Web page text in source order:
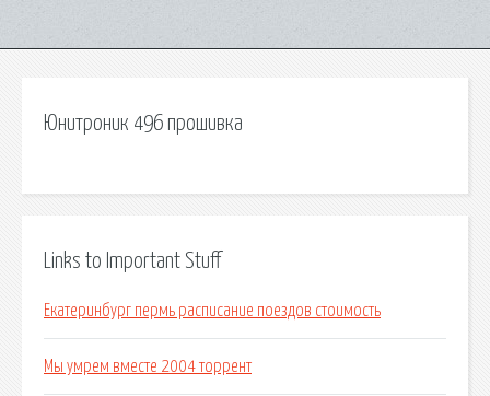
Юнитроник 496 прошивка
Links to Important Stuff
Екатеринбург пермь расписание поездов стоимость
Мы умрем вместе 2004 торрент